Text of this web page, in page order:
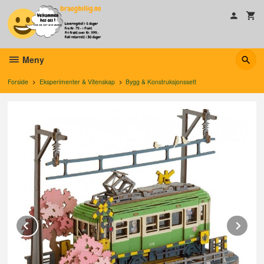
innholdet
Meny
Forside Eksperimenter & Vitenskap Bygg & Konstruksjonssett
Prev